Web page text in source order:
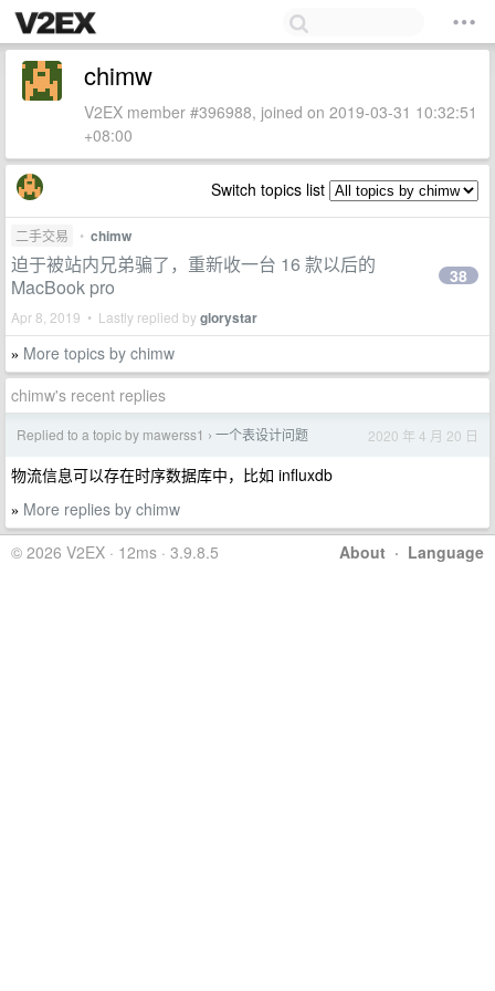
chimw
V2EX member #396988, joined on 2019-03-31 10:32:51
+08:00
Switch topics list
二手交易 • chimw
迫于被站内兄弟骗了，重新收一台 16 款以后的
MacBook pro
Apr 8, 2019 • Lastly replied byglorystar
38
» More topics by chimw
chimw's recent replies
Replied to a topic by mawerss1 › 一个表设计问题 2020 年 4 月 20 日
物流信息可以存在时序数据库中，比如 influxdb
» More replies by chimw
About · Language
© 2026 V2EX · 12ms · 3.9.8.5